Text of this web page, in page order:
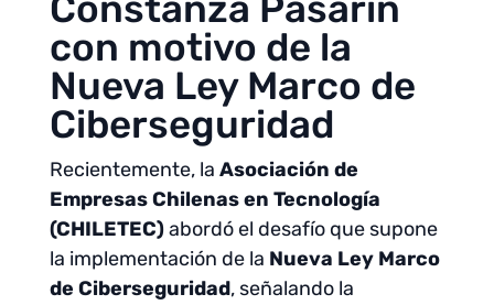
con motivo de la
Nueva Ley Marco de
Ciberseguridad
Recientemente, la Asociación de
Empresas Chilenas en Tecnología
(CHILETEC)abordó el desafío que supone
la implementación de la Nueva Ley Marco
de Ciberseguridad, señalando la